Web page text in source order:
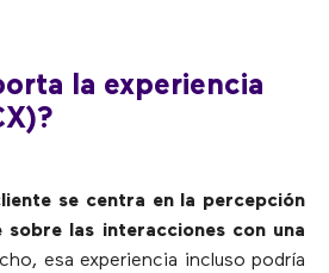
la experiencia
se centra en la percepción
sobre las interacciones con una
esa experiencia incluso podría